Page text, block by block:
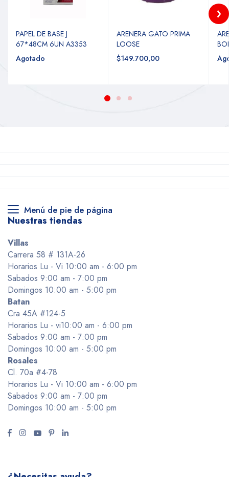
PAPEL DE BASE J
67*48CM 6UN A3353
Agotado
ARENERA GATO PRIMA
LOOSE
$149.700,00
Menú de pie de página
Nuestras tiendas
Villas
Carrera 58 # 131A-26
Horarios Lu - Vi 10:00 am - 6:00 pm
Sabados 9:00 am - 7:00 pm
Domingos 10:00 am - 5:00 pm
Batan
Cra 45A #124-5
Horarios Lu - vi10:00 am - 6:00 pm
Sabados 9:00 am - 7:00 pm
Domingos 10:00 am - 5:00 pm
Rosales
Cl. 70a #4-78
Horarios Lu - Vi 10:00 am - 6:00 pm
Sabados 9:00 am - 7:00 pm
Domingos 10:00 am - 5:00 pm